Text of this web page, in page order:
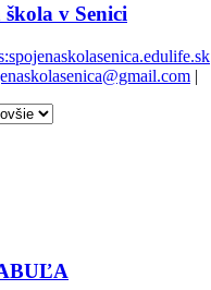
škola v Senici
|